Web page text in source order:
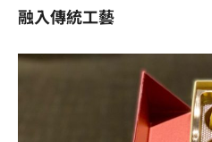
融入傳統工藝